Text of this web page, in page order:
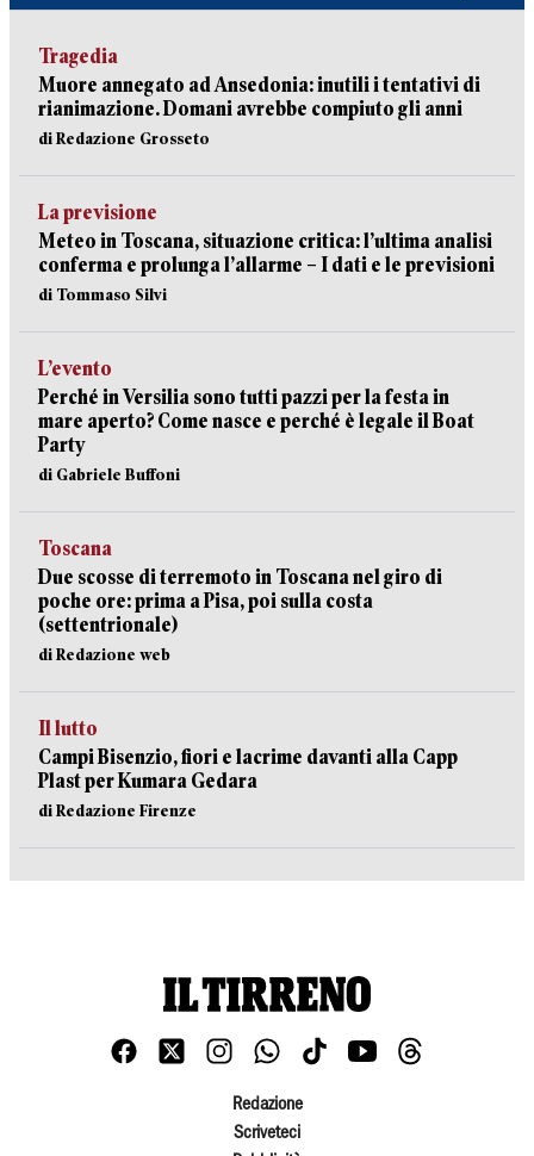
Tragedia
Muore annegato ad Ansedonia: inutili i tentativi di
rianimazione. Domani avrebbe compiuto gli anni
di Redazione Grosseto
La previsione
Meteo in Toscana, situazione critica: l’ultima analisi
conferma e prolunga l’allarme – I dati e le previsioni
di Tommaso Silvi
L’evento
Perché in Versilia sono tutti pazzi per la festa in
mare aperto? Come nasce e perché è legale il Boat
Party
di Gabriele Buffoni
Toscana
Due scosse di terremoto in Toscana nel giro di
poche ore: prima a Pisa, poi sulla costa
(settentrionale)
di Redazione web
Il lutto
Campi Bisenzio, fiori e lacrime davanti alla Capp
Plast per Kumara Gedara
di Redazione Firenze
Redazione
Scriveteci